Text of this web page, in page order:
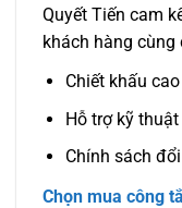
Quyết Tiến cam
khách hàng
Chiết khấu
Hỗ trợ kỹ
Chính sách
Chọn mua công